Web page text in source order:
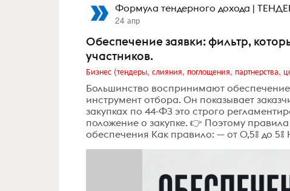
Формула тендерного дохода |
24 апр
Обеспечение заявки: фильтр,
участников.
Бизнес (тендеры, слияния, поглощения, партнерства,
Большинство воспринимают обеспечение
инструмент отбора. Он показывает
закупках по 44-ФЗ это строго
положение о закупке. 👉 Поэтому
обеспечения Как правило: — от 0,5% до